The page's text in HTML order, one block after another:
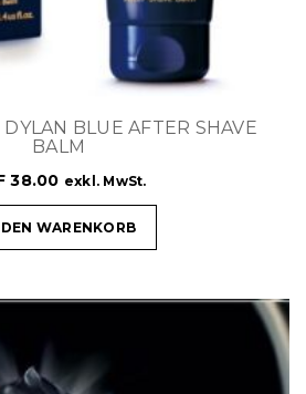
BLUE AFTER SHAVE
BALM
38.00 exkl. MwSt.
WARENKORB